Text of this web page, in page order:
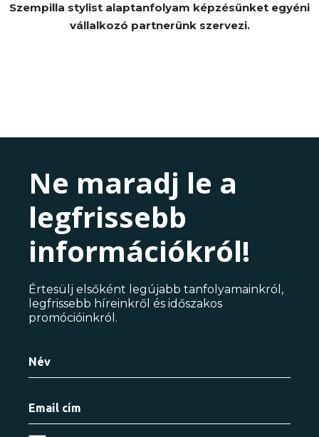
Szempilla stylist alaptanfolyam képzésünket egyéni
vállalkozó partnerünk szervezi.
Ne maradj le a
legfrissebb
információkról!
Értesülj elsőként legújabb tanfolyamainkról,
legfrissebb híreinkről és időszakos
promócióinkról.